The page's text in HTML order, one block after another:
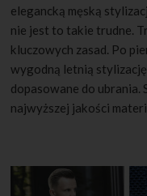
elegancką męską
nie jest to takie trudne.
kluczowych zasad. Po
wygodną letnią
dopasowane do ubrania.
najwyższej jakości